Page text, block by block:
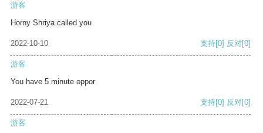
游客
Horny Shriya called you
2022-10-10 支持[0] 反对[0]
游客
You have 5 minute oppor
2022-07-21 支持[0] 反对[0]
游客